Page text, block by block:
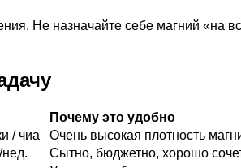
Не назначайте себе магний «на
Почему это удобно
/ чиа
Очень высокая плотность
Сытно, бюджетно, хорошо